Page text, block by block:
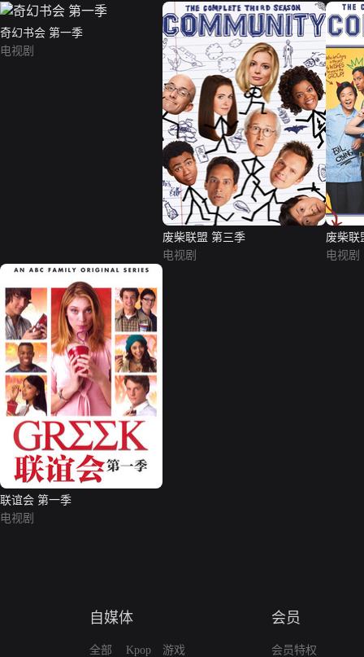
奇幻书会 第一季
电视剧
废柴联盟 第三季
电视剧
废柴联
电视剧
联谊会 第一季
电视剧
自媒体
全部
Kpop
游戏
会员
会员特权